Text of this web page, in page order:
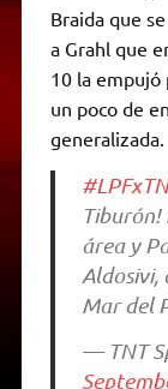
Braida que
a Grahl que
10 la empujó
un poco de
generalizada.
área y
Aldosivi,
Mar del
— TNT